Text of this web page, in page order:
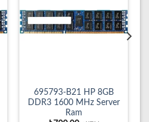
695793-B21 HP 8GB
DDR3 1600 MHz Server
Ram